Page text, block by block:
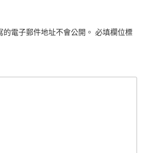
電子郵件地址不會公開。 必填欄位標